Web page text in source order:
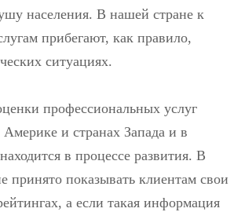
населения. В нашей стране к
прибегают, как правило,
ситуациях.
профессиональных услуг
Америке и странах Запада и в
в процессе развития. В
принято показывать клиентам свои
а если такая информация